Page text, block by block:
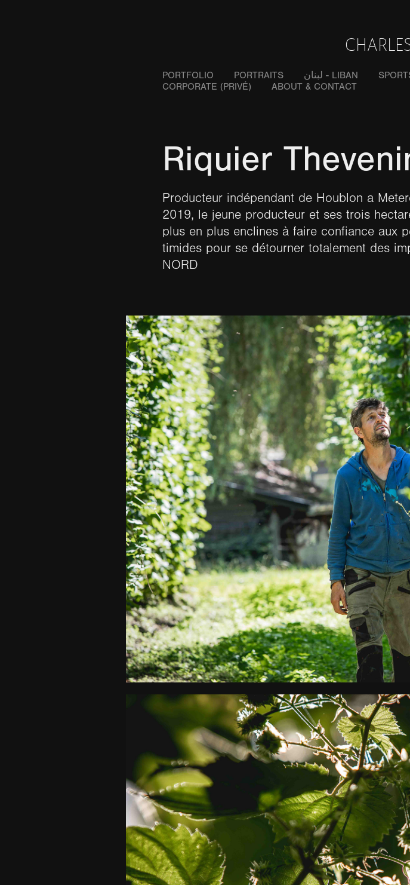
PORTFOLIO PORTRAITS لبنان - LIBAN
CORPORATE (PRIVÉ)
ABOUT & CONTACT
Riquier
Producteur indépendant de Houblon a
2019, le jeune producteur et ses trois
plus en plus enclines à faire confiance aux
timides pour se détourner totalement des
NORD